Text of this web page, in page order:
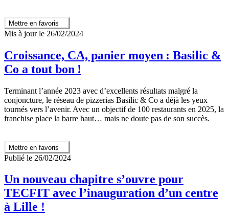
Mettre en favoris
Mis à jour le 26/02/2024
Croissance, CA, panier moyen : Basilic &
Co a tout bon !
Terminant l’année 2023 avec d’excellents résultats malgré la
conjoncture, le réseau de pizzerias Basilic & Co a déjà les yeux
tournés vers l’avenir. Avec un objectif de 100 restaurants en 2025, la
franchise place la barre haut… mais ne doute pas de son succès.
Mettre en favoris
Publié le 26/02/2024
Un nouveau chapitre s’ouvre pour
TECFIT avec l’inauguration d’un centre
à Lille !